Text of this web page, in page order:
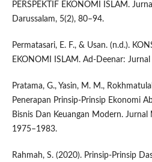
PERSPEKTIF EKONOMI ISLAM.
Darussalam, 5(2), 80–94.
Permatasari, E. F., & Usan. (n.d.).
EKONOMI ISLAM. Ad-Deenar:
Pratama, G., Yasin, M. M.,
Penerapan Prinsip-Prinsip Ekonomi
Bisnis Dan Keuangan Modern.
1975–1983.
Rahmah, S. (2020). Prinsip-Prinsip